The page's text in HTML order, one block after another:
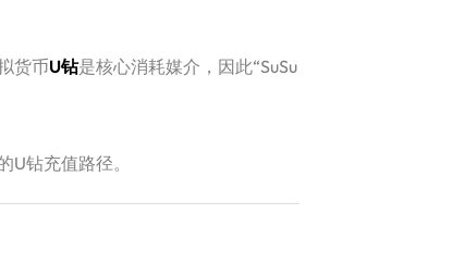
货币U钻是核心消耗媒介，因此“SuSu
钻充值路径。